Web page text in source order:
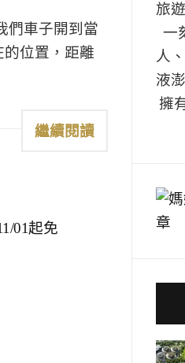
們車子開到當
位置，距離
繼續閱讀
01起免
旅
一
人
液
擁